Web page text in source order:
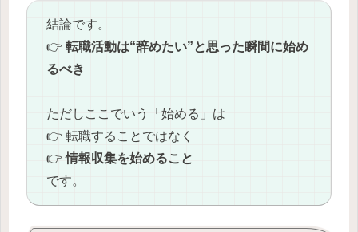
結論です。
👉 転職活動は“辞めたい”と思った瞬間に始め
るべき
ただしここでいう「始める」は
👉 転職することではなく
👉情報収集を始めること
です。